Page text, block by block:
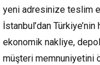
yeni adresinize teslim
İstanbul’dan
ekonomik nakliye,
müşteri memnuniyetini